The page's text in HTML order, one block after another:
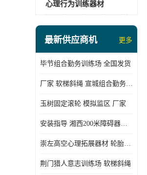
心理行为训练器材
最新供应商机 更多
毕节组合勤务训练场 全国发货
厂家 软梯斜绳 宣城组合勤务训练场
玉树固定滚轮 模拟监区 厂家
安装指导 湘西200米障碍器材 模拟机降平台
崇左高空心理拓展器材 轮胎墙 技术参数
荆门猎人意志训练场 软梯斜绳